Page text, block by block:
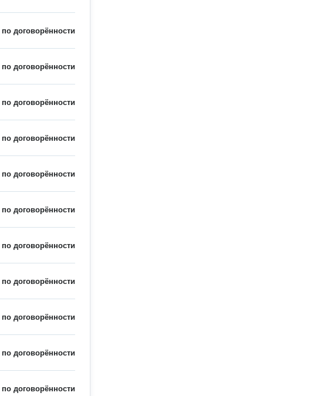
по договорённости
по договорённости
по договорённости
по договорённости
по договорённости
по договорённости
по договорённости
по договорённости
по договорённости
по договорённости
по договорённости